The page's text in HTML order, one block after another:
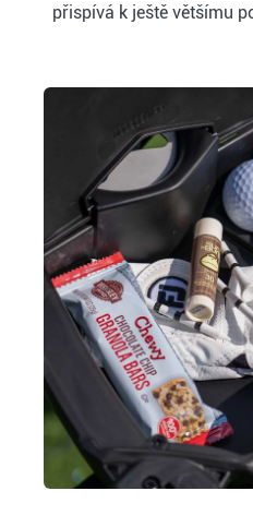
přispívá k ještě většímu